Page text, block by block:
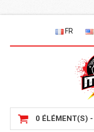
FR
0 ÉLÉMENT(S)